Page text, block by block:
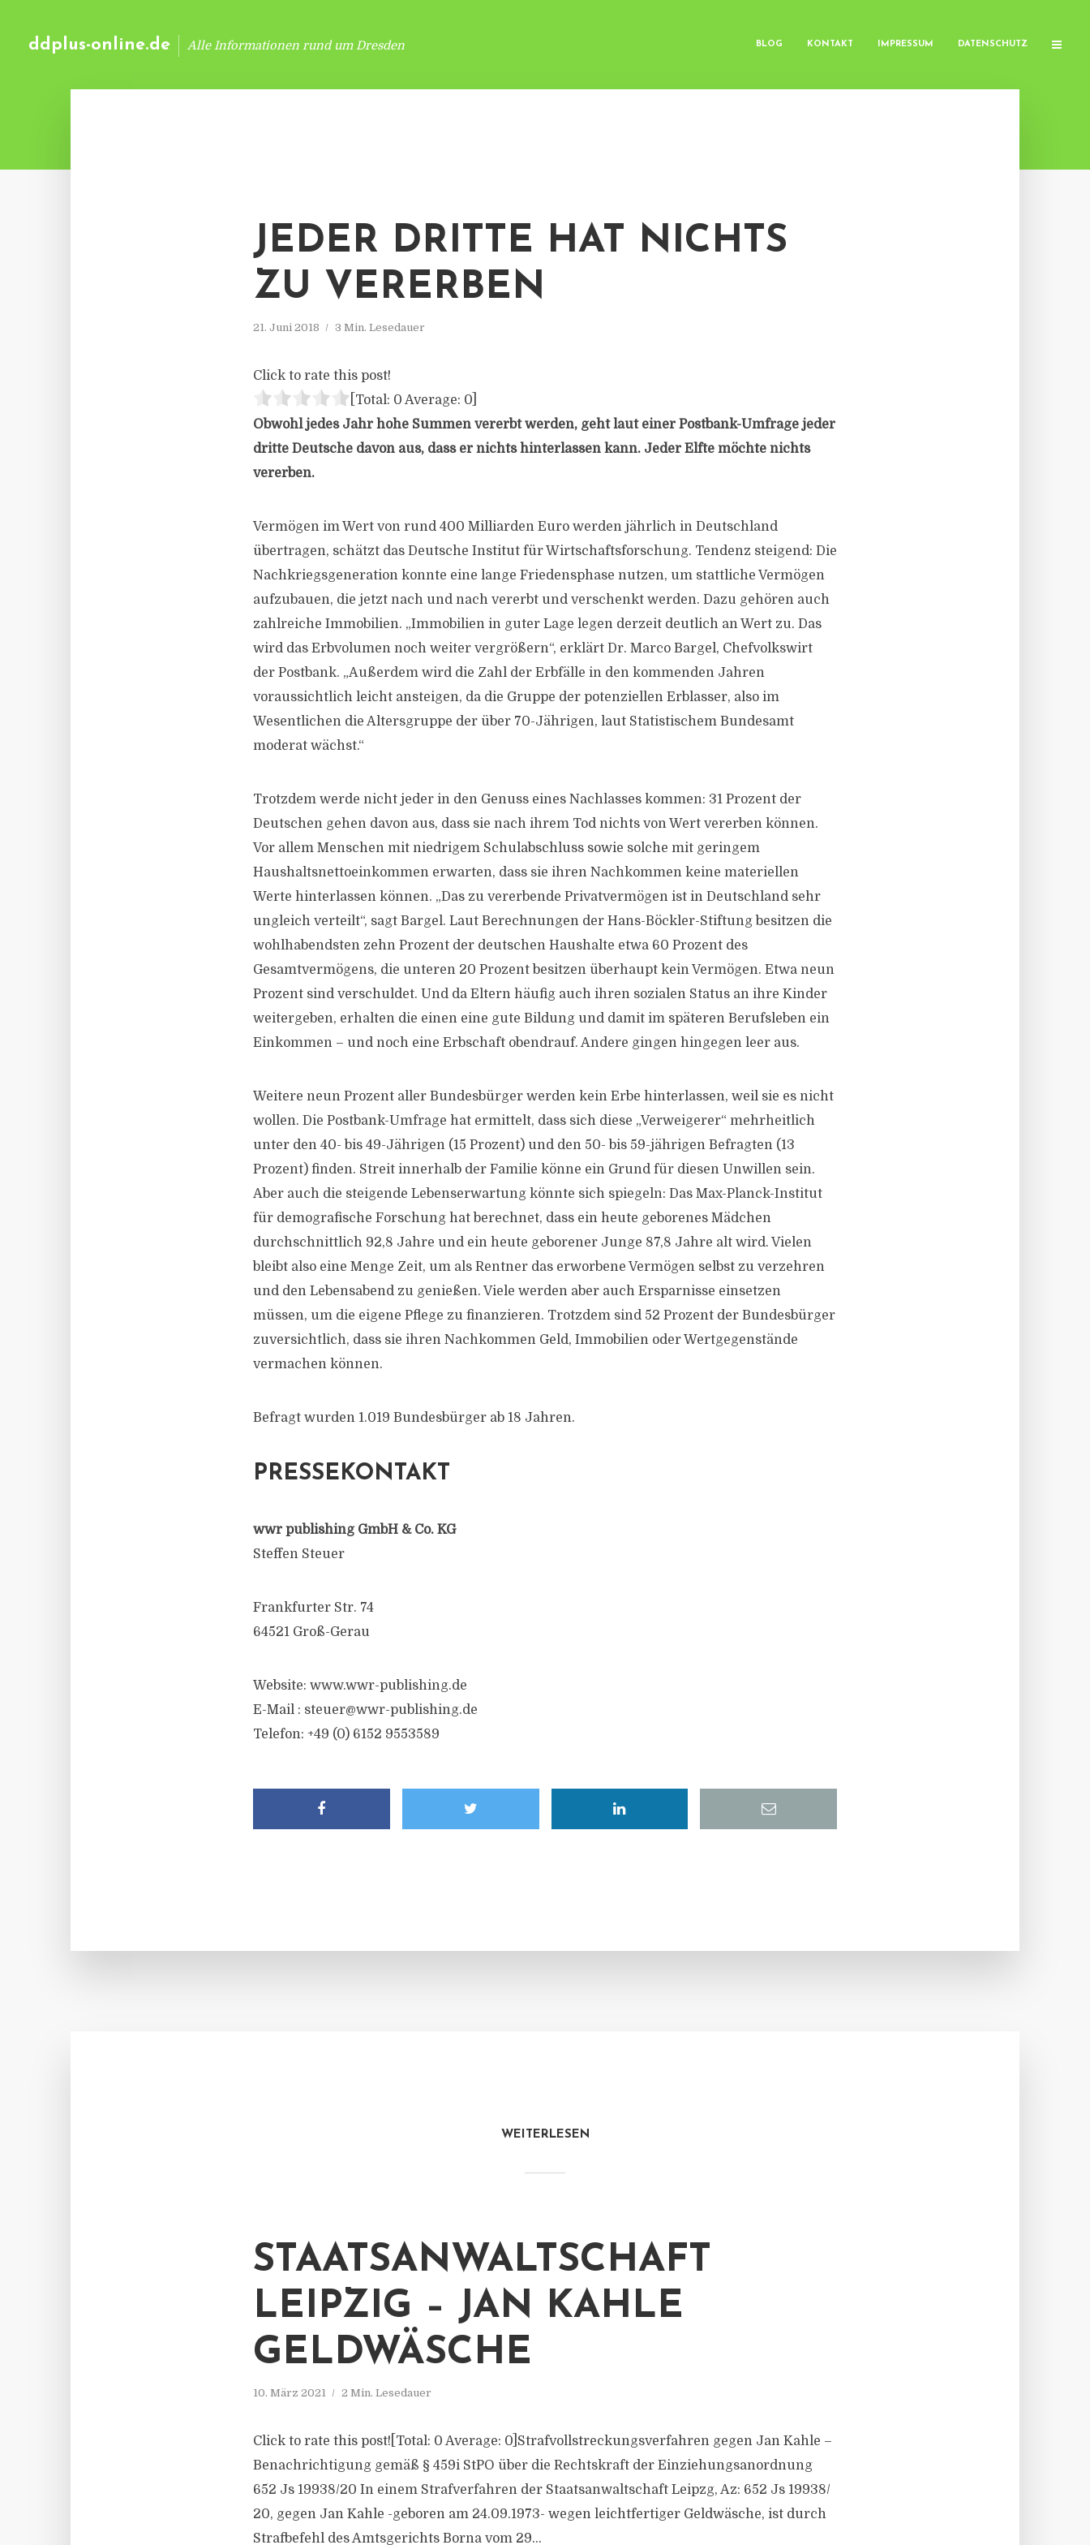
ddplus-online.de Alle Informationen rund um Dresden BLOG KONTAKT IMPRESSUM DATENSCHUTZ
JEDER DRITTE HAT NICHTS
ZU VERERBEN
21. Juni 2018 3 Min. Lesedauer
Click to rate this post!
[Total: 0 Average: 0
Obwohl jedes Jahr hohe Summen vererbt werden, geht laut einer Postbank-Umfrage jeder
dritte Deutsche davon aus, dass er nichts hinterlassen kann. Jeder Elfte möchte nichts
vererben.
Vermögen im Wert von rund 400 Milliarden Euro werden jährlich in Deutschland
übertragen, schätzt das Deutsche Institut für Wirtschaftsforschung. Tendenz steigend: Die
Nachkriegsgeneration konnte eine lange Friedensphase nutzen, um stattliche Vermögen
aufzubauen, die jetzt nach und nach vererbt und verschenkt werden. Dazu gehören auch
zahlreiche Immobilien. „Immobilien in guter Lage legen derzeit deutlich an Wert zu. Das
wird das Erbvolumen noch weiter vergrößern“, erklärt Dr. Marco Bargel, Chefvolkswirt
der Postbank. „Außerdem wird die Zahl der Erbfälle in den kommenden Jahren
voraussichtlich leicht ansteigen, da die Gruppe der potenziellen Erblasser, also im
Wesentlichen die Altersgruppe der über 70-Jährigen, laut Statistischem Bundesamt
moderat wächst.“
Trotzdem werde nicht jeder in den Genuss eines Nachlasses kommen: 31 Prozent der
Deutschen gehen davon aus, dass sie nach ihrem Tod nichts von Wert vererben können.
Vor allem Menschen mit niedrigem Schulabschluss sowie solche mit geringem
Haushaltsnettoeinkommen erwarten, dass sie ihren Nachkommen keine materiellen
Werte hinterlassen können. „Das zu vererbende Privatvermögen ist in Deutschland sehr
ungleich verteilt“, sagt Bargel. Laut Berechnungen der Hans-Böckler-Stiftung besitzen die
wohlhabendsten zehn Prozent der deutschen Haushalte etwa 60 Prozent des
Gesamtvermögens, die unteren 20 Prozent besitzen überhaupt kein Vermögen. Etwa neun
Prozent sind verschuldet. Und da Eltern häufig auch ihren sozialen Status an ihre Kinder
weitergeben, erhalten die einen eine gute Bildung und damit im späteren Berufsleben ein
Einkommen – und noch eine Erbschaft obendrauf. Andere gingen hingegen leer aus.
Weitere neun Prozent aller Bundesbürger werden kein Erbe hinterlassen, weil sie es nicht
wollen. Die Postbank-Umfrage hat ermittelt, dass sich diese „Verweigerer“ mehrheitlich
unter den 40- bis 49-Jährigen (15 Prozent) und den 50- bis 59-jährigen Befragten (13
Prozent) finden. Streit innerhalb der Familie könne ein Grund für diesen Unwillen sein.
Aber auch die steigende Lebenserwartung könnte sich spiegeln: Das Max-Planck-Institut
für demografische Forschung hat berechnet, dass ein heute geborenes Mädchen
durchschnittlich 92,8 Jahre und ein heute geborener Junge 87,8 Jahre alt wird. Vielen
bleibt also eine Menge Zeit, um als Rentner das erworbene Vermögen selbst zu verzehren
und den Lebensabend zu genießen. Viele werden aber auch Ersparnisse einsetzen
müssen, um die eigene Pflege zu finanzieren. Trotzdem sind 52 Prozent der Bundesbürger
zuversichtlich, dass sie ihren Nachkommen Geld, Immobilien oder Wertgegenstände
vermachen können.
Befragt wurden 1.019 Bundesbürger ab 18 Jahren.
PRESSEKONTAKT
wwr publishing GmbH & Co. KG
Steffen Steuer
Frankfurter Str. 74
64521 Groß-Gerau
Website: www.wwr-publishing.de
E-Mail : steuer@wwr-publishing.de
Telefon: +49 (0) 6152 9553589
WEITERLESEN
STAATSANWALTSCHAFT
LEIPZIG – JAN KAHLE
GELDWÄSCHE
10. März 2021 2 Min. Lesedauer
Click to rate this post![Total: 0 Average: 0]Strafvollstreckungsverfahren gegen Jan Kahle –
Benachrichtigung gemäß § 459i StPO über die Rechtskraft der Einziehungsanordnung
652 Js 19938/​20 In einem Strafverfahren der Staatsanwaltschaft Leipzg, Az: 652 Js 19938/​
20, gegen Jan Kahle -geboren am 24.09.1973- wegen leichtfertiger Geldwäsche, ist durch
Strafbefehl des Amtsgerichts Borna vom 29...